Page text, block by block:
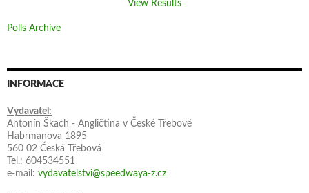
View Results
Polls Archive
INFORMACE
Vydavatel:
Antonín Škach - Angličtina v České Třebové
Habrmanova 1895
560 02 Česká Třebová
Tel.: 604534551
e-mail: vydavatelstvi@speedwaya-z.cz